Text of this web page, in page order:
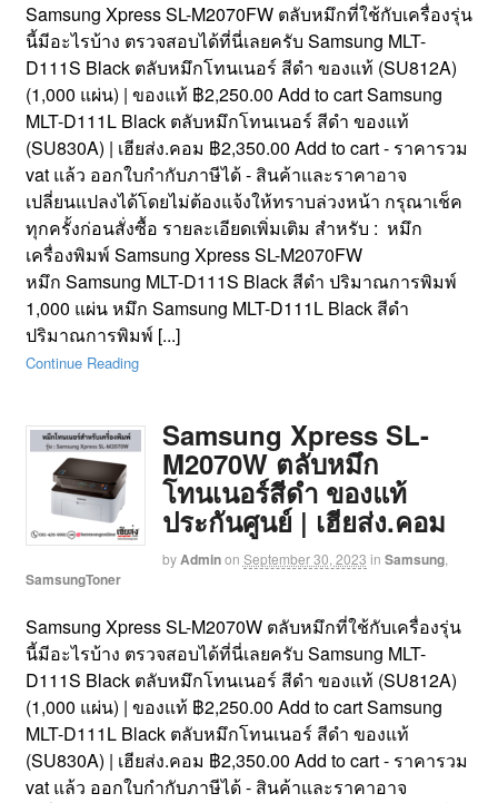
Samsung Xpress SL-M2070FW ตลับหมึกที่ใช้กับเครื่องรุ่น
นี้มีอะไรบ้าง ตรวจสอบได้ที่นี่เลยครับ Samsung MLT-
D111S Black ตลับหมึกโทนเนอร์ สีดำ ของแท้ (SU812A)
(1,000 แผ่น) | ของแท้ ฿2,250.00 Add to cart Samsung
MLT-D111L Black ตลับหมึกโทนเนอร์ สีดำ ของแท้
(SU830A) | เฮียส่ง.คอม ฿2,350.00 Add to cart - ราคารวม
vat แล้ว ออกใบกำกับภาษีได้ - สินค้าและราคาอาจ
เปลี่ยนแปลงได้โดยไม่ต้องแจ้งให้ทราบล่วงหน้า กรุณาเช็ค
ทุกครั้งก่อนสั่งซื้อ รายละเอียดเพิ่มเติม สำหรับ : หมึก
เครื่องพิมพ์ Samsung Xpress SL-M2070FW
หมึก Samsung MLT-D111S Black สีดำ ปริมาณการพิมพ์
1,000 แผ่น หมึก Samsung MLT-D111L Black สีดำ
ปริมาณการพิมพ์ [...]
Continue Reading
Samsung Xpress SL-
M2070W ตลับหมึก
โทนเนอร์สีดำ ของแท้
ประกันศูนย์ | เฮียส่ง.คอม
byAdminon September 30, 2023 in Samsung,
SamsungToner
Samsung Xpress SL-M2070W ตลับหมึกที่ใช้กับเครื่องรุ่น
นี้มีอะไรบ้าง ตรวจสอบได้ที่นี่เลยครับ Samsung MLT-
D111S Black ตลับหมึกโทนเนอร์ สีดำ ของแท้ (SU812A)
(1,000 แผ่น) | ของแท้ ฿2,250.00 Add to cart Samsung
MLT-D111L Black ตลับหมึกโทนเนอร์ สีดำ ของแท้
(SU830A) | เฮียส่ง.คอม ฿2,350.00 Add to cart - ราคารวม
vat แล้ว ออกใบกำกับภาษีได้ - สินค้าและราคาอาจ